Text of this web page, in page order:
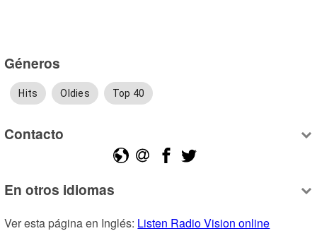
Géneros
Hits Oldies Top 40
Contacto
En otros idiomas
Ver esta página en Inglés: Listen Radio Vision online